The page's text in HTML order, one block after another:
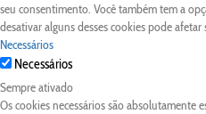
seu consentimento. Você também tem a
desativar alguns desses cookies pode
Necessários
Necessários
Sempre ativado
Os cookies necessários são absolutamente